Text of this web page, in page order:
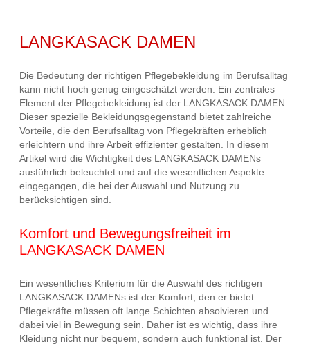
LANGKASACK DAMEN
Die Bedeutung der richtigen Pflegebekleidung im Berufsalltag
kann nicht hoch genug eingeschätzt werden. Ein zentrales
Element der Pflegebekleidung ist der LANGKASACK DAMEN.
Dieser spezielle Bekleidungsgegenstand bietet zahlreiche
Vorteile, die den Berufsalltag von Pflegekräften erheblich
erleichtern und ihre Arbeit effizienter gestalten. In diesem
Artikel wird die Wichtigkeit des LANGKASACK DAMENs
ausführlich beleuchtet und auf die wesentlichen Aspekte
eingegangen, die bei der Auswahl und Nutzung zu
berücksichtigen sind.
Komfort und Bewegungsfreiheit im
LANGKASACK DAMEN
Ein wesentliches Kriterium für die Auswahl des richtigen
LANGKASACK DAMENs ist der Komfort, den er bietet.
Pflegekräfte müssen oft lange Schichten absolvieren und
dabei viel in Bewegung sein. Daher ist es wichtig, dass ihre
Kleidung nicht nur bequem, sondern auch funktional ist. Der